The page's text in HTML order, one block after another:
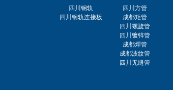
四川钢轨
四川钢轨连接板
四川方管
成都矩管
四川螺旋管
四川镀锌管
成都焊管
成都波纹管
四川无缝管